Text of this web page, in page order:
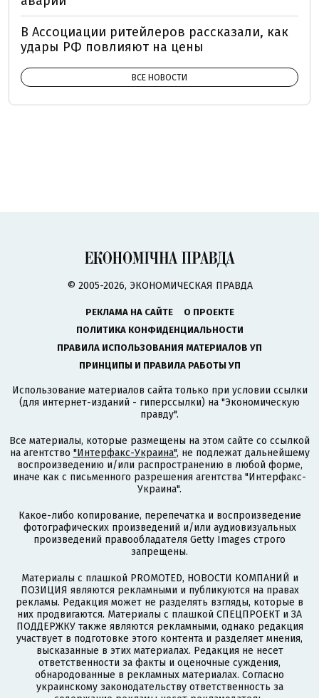
В Ассоциации ритейлеров рассказали, как
удары РФ повлияют на цены
ВСЕ НОВОСТИ
© 2005-2026, ЭКОНОМИЧЕСКАЯ ПРАВДА
РЕКЛАМА НА САЙТЕ
О ПРОЕКТЕ
ПОЛИТИКА КОНФИДЕНЦИАЛЬНОСТИ
ПРАВИЛА ИСПОЛЬЗОВАНИЯ МАТЕРИАЛОВ УП
ПРИНЦИПЫ И ПРАВИЛА РАБОТЫ УП
Использование материалов сайта только при условии ссылки
(для интернет-изданий - гиперссылки) на "Экономическую
правду".
Все материалы, которые размещены на этом сайте со ссылкой
на агентство "Интерфакс-Украина", не подлежат дальнейшему
воспроизведению и/или распространению в любой форме,
иначе как с письменного разрешения агентства "Интерфакс-
Украина".
Какое-либо копирование, перепечатка и воспроизведение
фотографических произведений и/или аудиовизуальных
произведений правообладателя Getty Images строго
запрещены.
Материалы с плашкой PROMOTED, НОВОСТИ КОМПАНИЙ и
ПОЗИЦИЯ являются рекламными и публикуются на правах
рекламы. Редакция может не разделять взгляды, которые в
них продвигаются. Материалы с плашкой СПЕЦПРОЕКТ и ЗА
ПОДДЕРЖКУ также являются рекламными, однако редакция
участвует в подготовке этого контента и разделяет мнения,
высказанные в этих материалах. Редакция не несет
ответственности за факты и оценочные суждения,
обнародованные в рекламных материалах. Согласно
украинскому законодательству ответственность за